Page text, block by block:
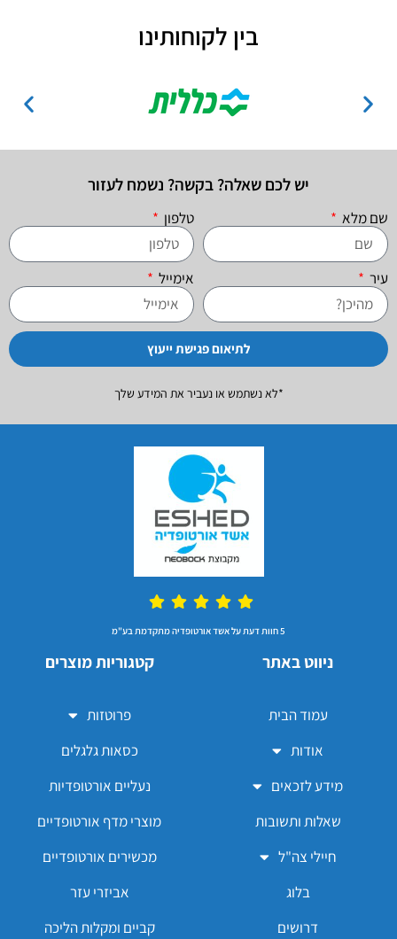
בין לקוחותינו
יש לכם שאלה? בקשה? נשמח לעזור
שם מלא טלפון
עיר אימייל
לתיאום פגישת ייעוץ
*לא נשתמש או נעביר את המידע שלך
5 חוות דעת על אשד אורטופדיה מתקדמת בע"מ
ניווט באתר
עמוד הבית
אודות
מידע לזכאים
שאלות ותשובות
חיילי צה"ל
בלוג
דרושים
קטגוריות מוצרים
פרוטזות
כסאות גלגלים
נעליים אורטופדיות
מוצרי מדף אורטופדיים
מכשירים אורטופדיים
אביזרי עזר
קביים ומקלות הליכה